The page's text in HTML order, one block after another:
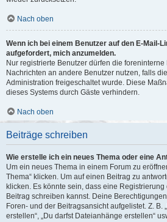
Nach oben
Wenn ich bei einem Benutzer auf den E-Mail-
aufgefordert, mich anzumelden.
Nur registrierte Benutzer dürfen die
Nachrichten an andere Benutzer nutzen, falls
Administration freigeschaltet wurde. Diese
dieses Systems durch Gäste verhindern.
Nach oben
Beiträge schreiben
Wie erstelle ich ein neues Thema oder eine
Um ein neues Thema in einem Forum zu
Thema“ klicken. Um auf einen Beitrag zu
klicken. Es könnte sein, dass eine
Beitrag schreiben kannst. Deine
Foren- und der Beitragsansicht aufgelistet. Z. B.
erstellen“, „Du darfst Dateianhänge erstellen“